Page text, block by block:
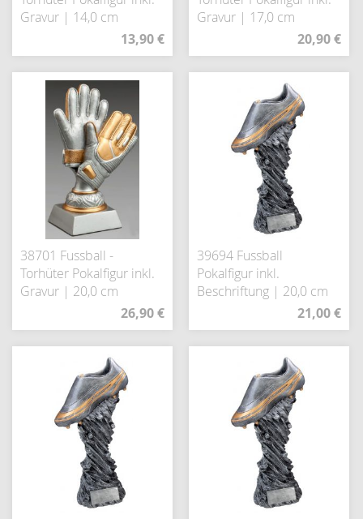
Gravur | 14,0 cm
13,90 €
Gravur | 17,0 cm
20,90 €
38701 Fussball -
Torhüter Pokalfigur inkl.
Gravur | 20,0 cm
26,90 €
39694 Fussball
Pokalfigur inkl.
Beschriftung | 20,0 cm
21,00 €